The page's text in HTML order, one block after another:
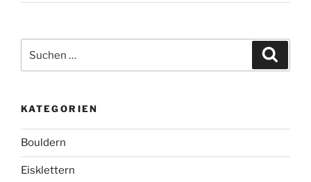
nach:
KATEGORIEN
Bouldern
Eisklettern